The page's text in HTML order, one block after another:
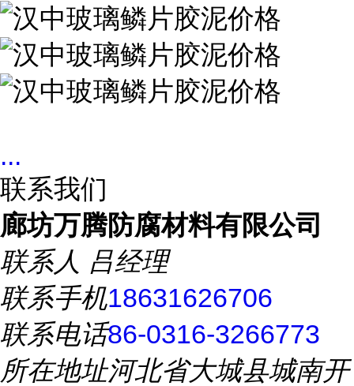
...
联系我们
廊坊万腾防腐材料有限公司
联系人 吕经理
联系手机18631626706
联系电话86-0316-3266773
所在地址河北省大城县城南开